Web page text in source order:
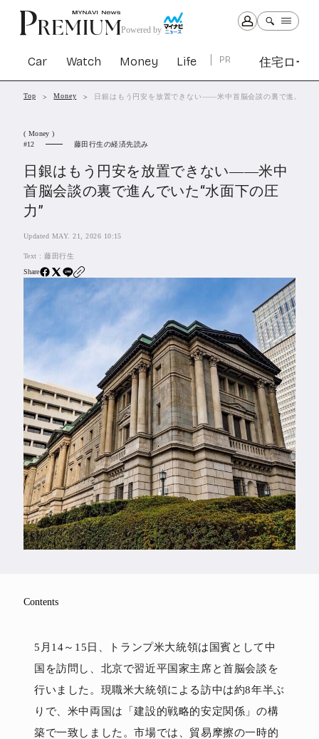
Powered by
Car Watch Money Life PR 住宅ロー
Car1301 Watch Money
PR
住宅ローン
SBIネオトレード証券
All Articles
Feature
Series
Top Money 日銀はもう円安を放置できない――米中首脳会談の裏で進んでい
( Money )
12
藤田行生の経済先読み
日銀はもう円安を放置できない――米中
首脳会談の裏で進んでいた“水面下の圧
力”
Updated MAY. 21, 2026 10:15
Text : 藤田行生
Share
Contents
5月14～15日、トランプ米大統領は国賓として中
国を訪問し、北京で習近平国家主席と首脳会談を
行いました。現職米大統領による訪中は約8年半ぶ
りで、米中両国は「建設的戦略的安定関係」の構
築で一致しました。市場では、貿易摩擦の一時的